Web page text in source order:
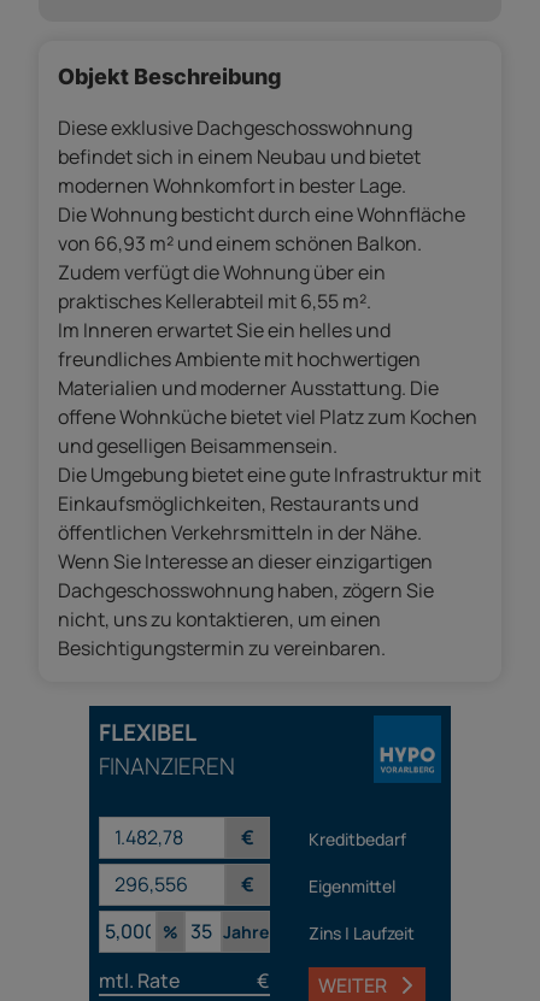
Objekt Beschreibung
Diese exklusive Dachgeschosswohnung
befindet sich in einem Neubau und bietet
modernen Wohnkomfort in bester Lage.
Die Wohnung besticht durch eine Wohnfläche
von 66,93 m² und einem schönen Balkon.
Zudem verfügt die Wohnung über ein
praktisches Kellerabteil mit 6,55 m².
Im Inneren erwartet Sie ein helles und
freundliches Ambiente mit hochwertigen
Materialien und moderner Ausstattung. Die
offene Wohnküche bietet viel Platz zum Kochen
und geselligen Beisammensein.
Die Umgebung bietet eine gute Infrastruktur mit
Einkaufsmöglichkeiten, Restaurants und
öffentlichen Verkehrsmitteln in der Nähe.
Wenn Sie Interesse an dieser einzigartigen
Dachgeschosswohnung haben, zögern Sie
nicht, uns zu kontaktieren, um einen
Besichtigungstermin zu vereinbaren.
FLEXIBEL
FINANZIEREN
€ Kreditbedarf
€
Eigenmittel
%
Jahre Zins | Laufzeit
mtl. Rate € WEITER